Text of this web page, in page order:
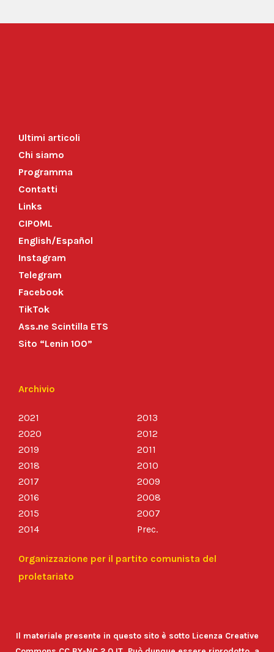
Ultimi articoli
Chi siamo
Programma
Contatti
Links
CIPOML
English/Español
Instagram
Telegram
Facebook
TikTok
Ass.ne Scintilla ETS
Sito “Lenin 100”
Archivio
2021
2020
2019
2018
2017
2016
2015
2014
2013
2012
2011
2010
2009
2008
2007
Prec.
Organizzazione per il partito comunista del
proletariato
Il materiale presente in questo sito è sotto Licenza Creative